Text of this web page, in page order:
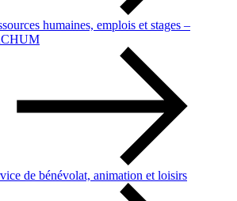
humaines, emplois et stages –
de bénévolat, animation et loisirs